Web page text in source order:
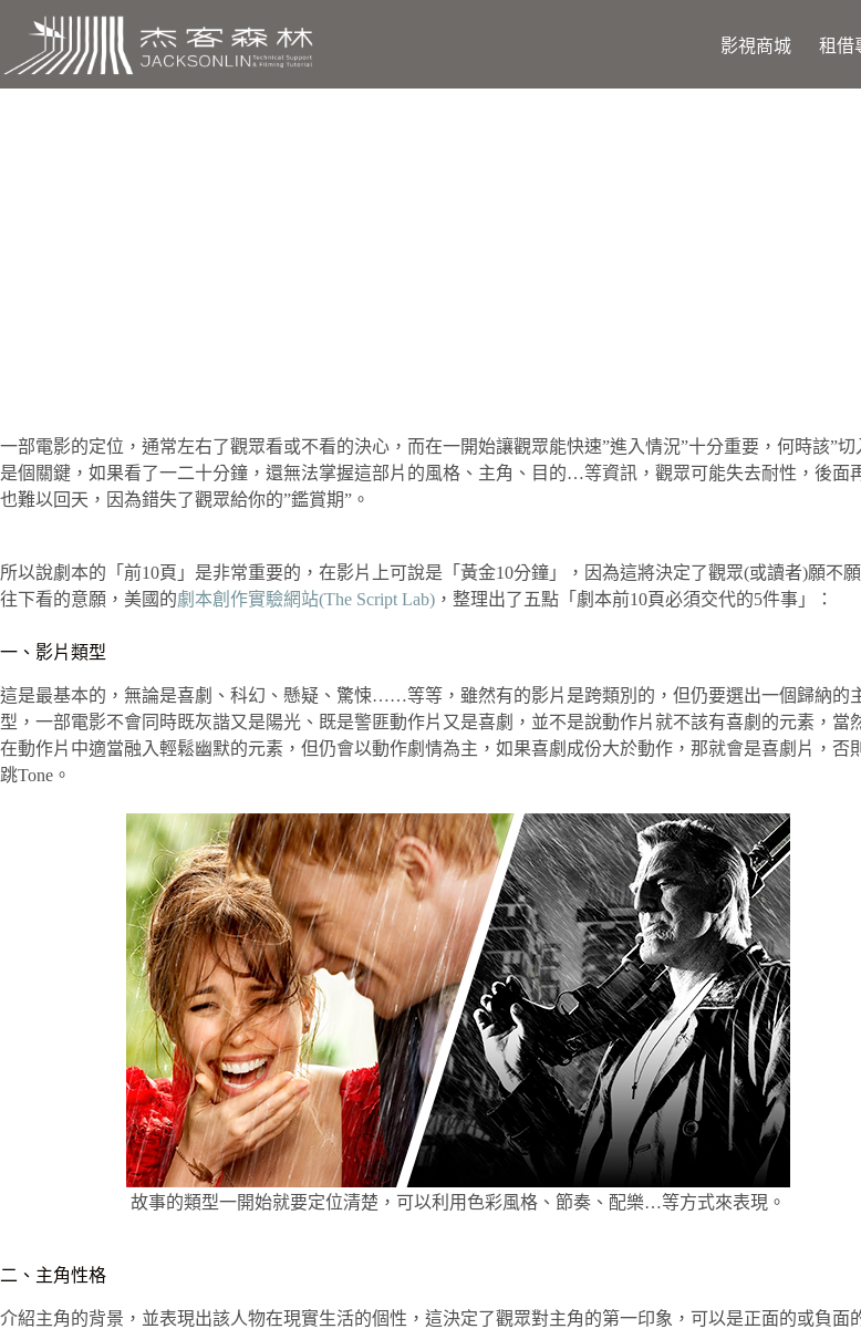
主
要
影視商城 租借
一部電影的定位，通常左右了觀眾看或不看的決心，而在一開始讓觀眾能快速”進入情況”十分重要，何時該”切
是個關鍵，如果看了一二十分鐘，還無法掌握這部片的風格、主角、目的…等資訊，觀眾可能失去耐性，後面
也難以回天，因為錯失了觀眾給你的”鑑賞期”。
所以說劇本的「前10頁」是非常重要的，在影片上可說是「黃金10分鐘」，因為這將決定了觀眾(或讀者)願不
往下看的意願，美國的劇本創作實驗網站(The Script Lab) ，整理出了五點「劇本前10頁必須交代的5件事」：
一、影片類型
這是最基本的，無論是喜劇、科幻、懸疑、驚悚……等等，雖然有的影片是跨類別的，但仍要選出一個歸納的
型，一部電影不會同時既灰諧又是陽光、既是警匪動作片又是喜劇，並不是說動作片就不該有喜劇的元素，當
在動作片中適當融入輕鬆幽默的元素，但仍會以動作劇情為主，如果喜劇成份大於動作，那就會是喜劇片，否
跳Tone。
故事的類型一開始就要定位清楚，可以利用色彩風格、節奏、配樂…等方式來表現。
二、主角性格
介紹主角的背景，並表現出該人物在現實生活的個性，這決定了觀眾對主角的第一印象，可以是正面的或負面